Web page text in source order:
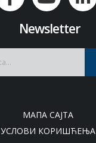
Newsletter
МАПА САЈТА
УСЛОВИ КОРИШЋЕЊА